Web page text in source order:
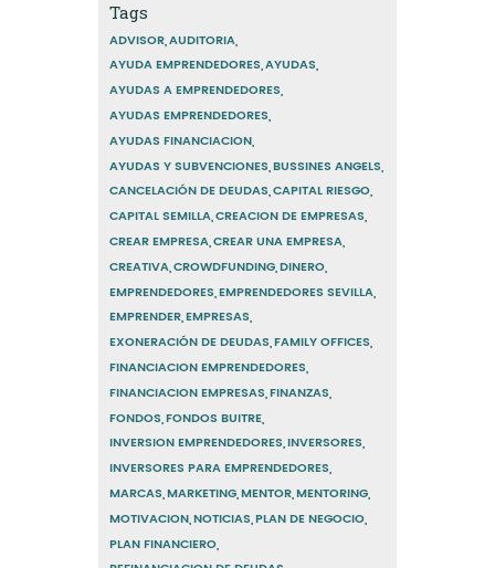
Tags
ADVISOR AUDITORIA
AYUDA EMPRENDEDORES AYUDAS
AYUDAS A EMPRENDEDORES
AYUDAS EMPRENDEDORES
AYUDAS FINANCIACION
AYUDAS Y SUBVENCIONES BUSSINES ANGELS
CANCELACIÓN DE DEUDAS CAPITAL RIESGO
CAPITAL SEMILLA CREACION DE EMPRESAS
CREAR EMPRESA CREAR UNA EMPRESA
CREATIVA CROWDFUNDING DINERO
EMPRENDEDORES EMPRENDEDORES SEVILLA
EMPRENDER EMPRESAS
EXONERACIÓN DE DEUDAS FAMILY OFFICES
FINANCIACION EMPRENDEDORES
FINANCIACION EMPRESAS FINANZAS
FONDOS FONDOS BUITRE
INVERSION EMPRENDEDORES INVERSORES
INVERSORES PARA EMPRENDEDORES
MARCAS MARKETING MENTOR MENTORING
MOTIVACION NOTICIAS PLAN DE NEGOCIO
PLAN FINANCIERO